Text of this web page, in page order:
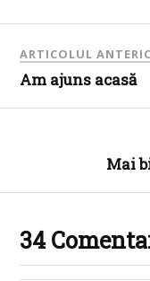
ARTICOLUL
Am ajuns acasă
Mai
34